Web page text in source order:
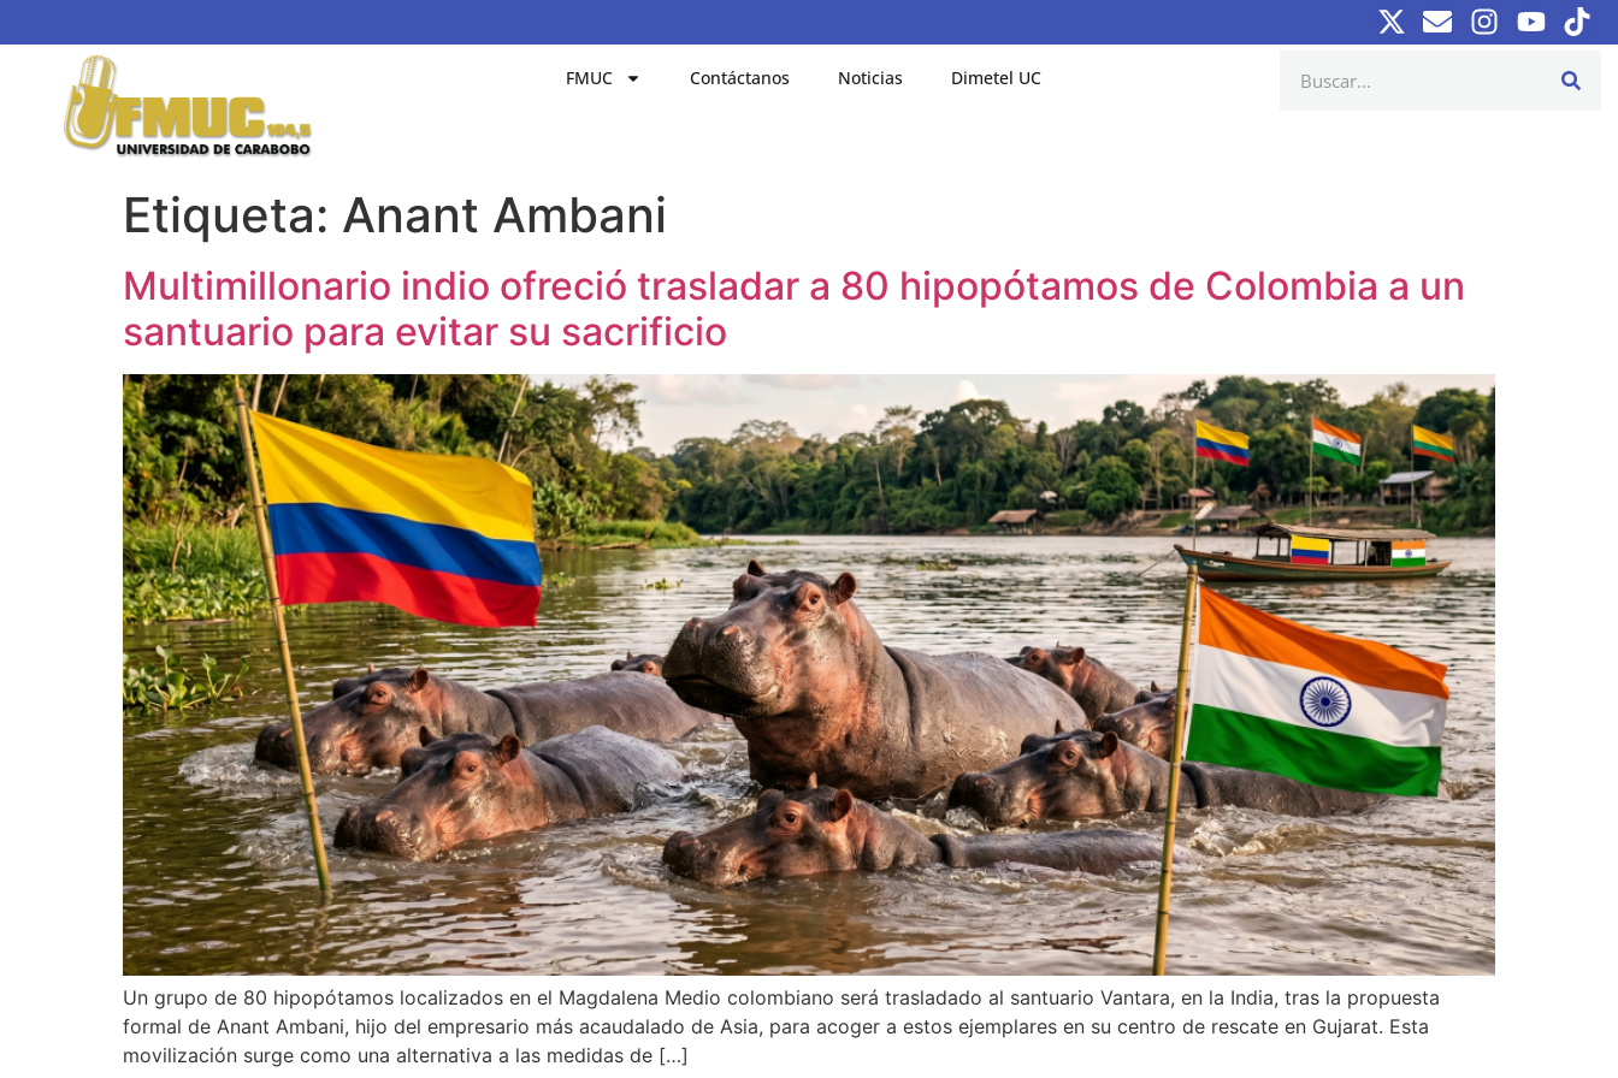
FMUC Contáctanos Noticias Dimetel UC
Etiqueta: Anant Ambani
Multimillonario indio ofreció trasladar a 80 hipopótamos de Colombia a un
santuario para evitar su sacrificio
Un grupo de 80 hipopótamos localizados en el Magdalena Medio colombiano será trasladado al santuario Vantara, en la India, tras la propuesta
formal de Anant Ambani, hijo del empresario más acaudalado de Asia, para acoger a estos ejemplares en su centro de rescate en Gujarat. Esta
movilización surge como una alternativa a las medidas de […]